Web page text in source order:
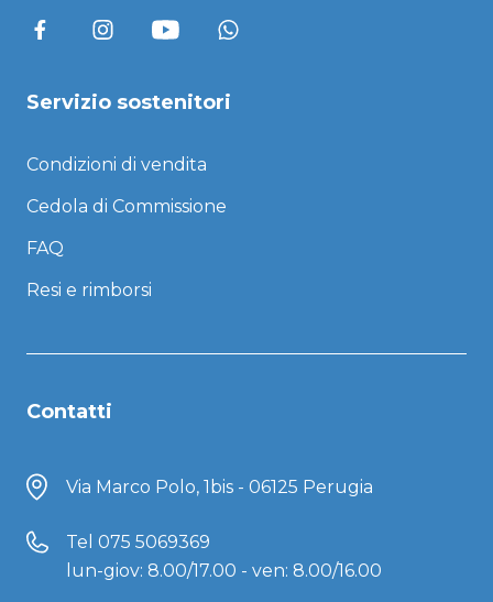
Servizio sostenitori
Condizioni di vendita
Cedola di Commissione
FAQ
Resi e rimborsi
Contatti
Via Marco Polo, 1bis - 06125 Perugia
Tel 075 5069369
lun-giov: 8.00/17.00 - ven: 8.00/16.00